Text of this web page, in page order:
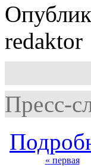
redaktor
Пресс-
« первая